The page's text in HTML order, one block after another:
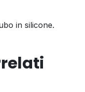
in silicone.